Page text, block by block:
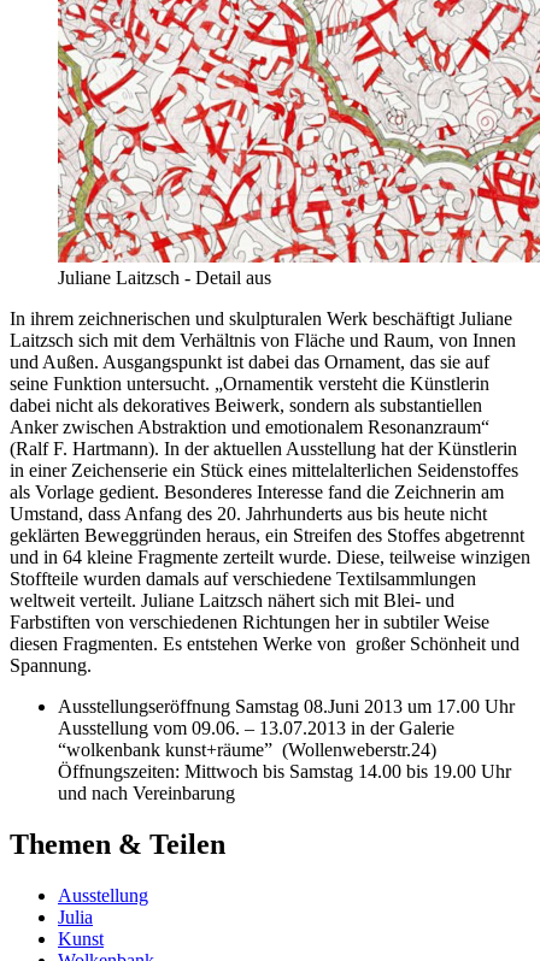
Juliane Laitzsch - Detail aus
In ihrem zeichnerischen und skulpturalen Werk beschäftigt Juliane
Laitzsch sich mit dem Verhältnis von Fläche und Raum, von Innen
und Außen. Ausgangspunkt ist dabei das Ornament, das sie auf
seine Funktion untersucht. „Ornamentik versteht die Künstlerin
dabei nicht als dekoratives Beiwerk, sondern als substantiellen
Anker zwischen Abstraktion und emotionalem Resonanzraum“
(Ralf F. Hartmann). In der aktuellen Ausstellung hat der Künstlerin
in einer Zeichenserie ein Stück eines mittelalterlichen Seidenstoffes
als Vorlage gedient. Besonderes Interesse fand die Zeichnerin am
Umstand, dass Anfang des 20. Jahrhunderts aus bis heute nicht
geklärten Beweggründen heraus, ein Streifen des Stoffes abgetrennt
und in 64 kleine Fragmente zerteilt wurde. Diese, teilweise winzigen
Stoffteile wurden damals auf verschiedene Textilsammlungen
weltweit verteilt. Juliane Laitzsch nähert sich mit Blei- und
Farbstiften von verschiedenen Richtungen her in subtiler Weise
diesen Fragmenten. Es entstehen Werke von großer Schönheit und
Spannung.
Ausstellungseröffnung Samstag 08.Juni 2013 um 17.00 Uhr
Ausstellung vom 09.06. – 13.07.2013 in der Galerie
“wolkenbank kunst+räume” (Wollenweberstr.24)
Öffnungszeiten: Mittwoch bis Samstag 14.00 bis 19.00 Uhr
und nach Vereinbarung
Themen & Teilen
Ausstellung
Julia
Kunst